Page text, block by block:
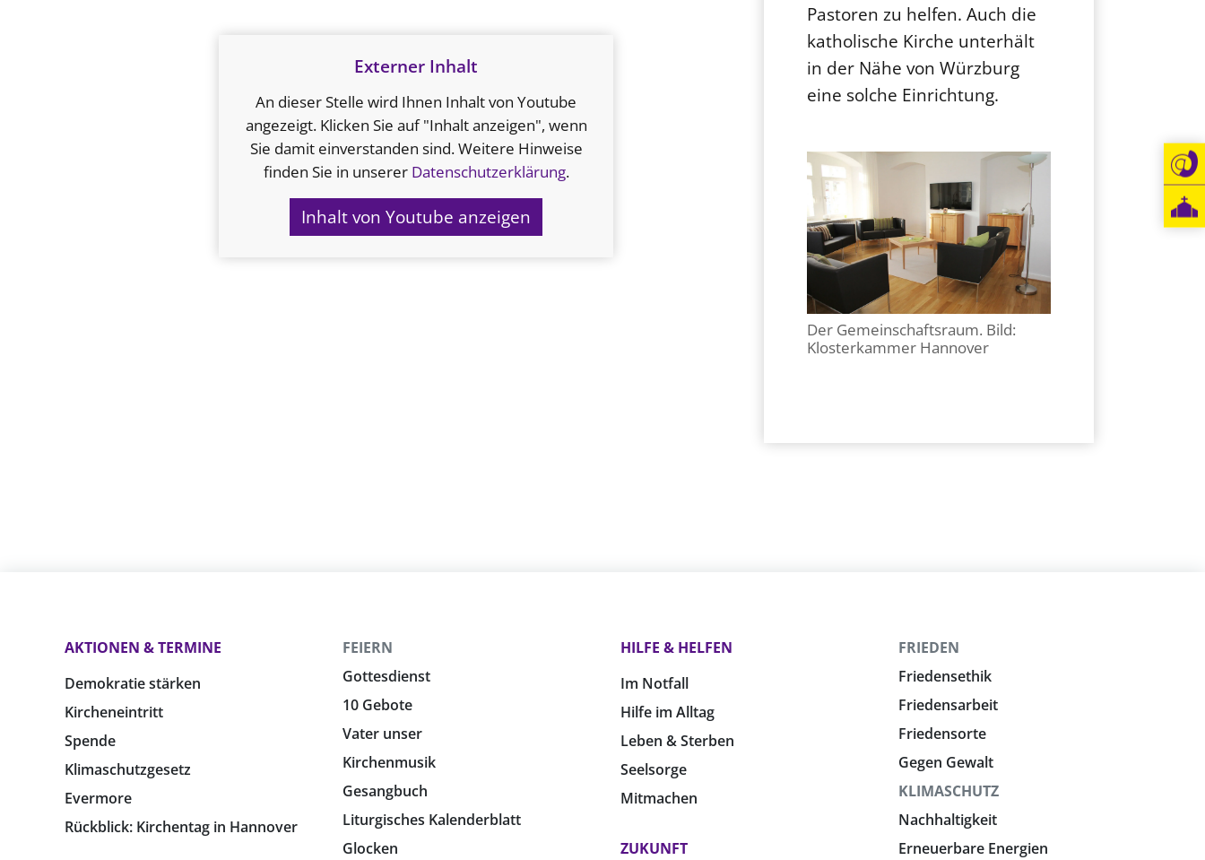
Externer Inhalt
An dieser Stelle wird Ihnen Inhalt von Youtube
angezeigt. Klicken Sie auf "Inhalt anzeigen", wenn
Sie damit einverstanden sind. Weitere Hinweise
finden Sie in unserer Datenschutzerklärung.
Inhalt von Youtube anzeigen
Pastoren zu helfen. Auch die
katholische Kirche unterhält
in der Nähe von Würzburg
eine solche Einrichtung.
Der Gemeinschaftsraum. Bild:
Klosterkammer Hannover
AKTIONEN & TERMINE
Demokratie stärken
Kircheneintritt
Spende
Klimaschutzgesetz
Evermore
Rückblick: Kirchentag in Hannover
FEIERN
Gottesdienst
10 Gebote
Vater unser
Kirchenmusik
Gesangbuch
Liturgisches Kalenderblatt
Glocken
HILFE & HELFEN
Im Notfall
Hilfe im Alltag
Leben & Sterben
Seelsorge
Mitmachen
ZUKUNFT
FRIEDEN
Friedensethik
Friedensarbeit
Friedensorte
Gegen Gewalt
KLIMASCHUTZ
Nachhaltigkeit
Erneuerbare Energien